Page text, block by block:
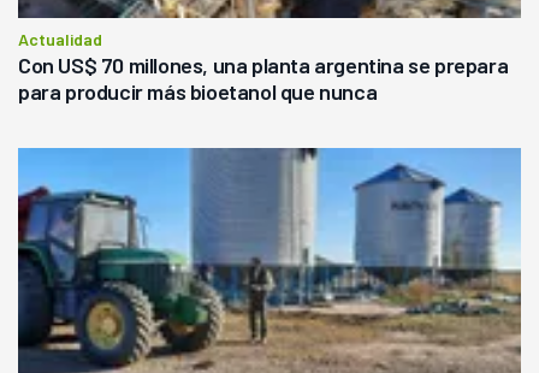
Actualidad
Con US$ 70 millones, una planta argentina se prepara
para producir más bioetanol que nunca